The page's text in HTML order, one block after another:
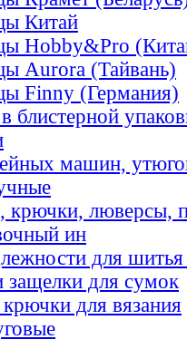
Китай
Hobby&Pro
Aurora (Тайвань)
Finny (Германия)
блистерной
машин,
крючки, люверсы,
ин
для шитья
защелки для сумок
для вязания